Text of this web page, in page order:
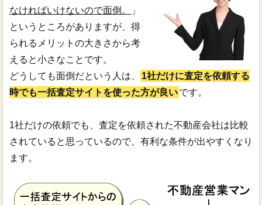
なければいけないので面倒。
」
というところがありますが、得
られるメリットの大きさから考
えると小さなことです。
どうしても面倒だという人は、
1社だけに査定を依頼する
時でも一括査定サイトを使った方が良いです。
1社だけの依頼でも、査定を依頼された不動産会社は比較
されていると思っているので、有利な条件が出やすくなり
ます。